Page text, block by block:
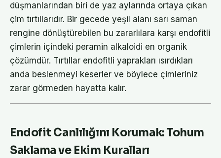
düşmanlarından biri de yaz aylarında ortaya çıkan
çim tırtıllarıdır. Bir gecede yeşil alanı sarı saman
rengine dönüştürebilen bu zararlılara karşı endofitli
çimlerin içindeki peramin alkaloidi en organik
çözümdür. Tırtıllar endofitli yaprakları ısırdıkları
anda beslenmeyi keserler ve böylece çimleriniz
zarar görmeden hayatta kalır.
Endofit Canlılığını Korumak: Tohum
Saklama ve Ekim Kuralları